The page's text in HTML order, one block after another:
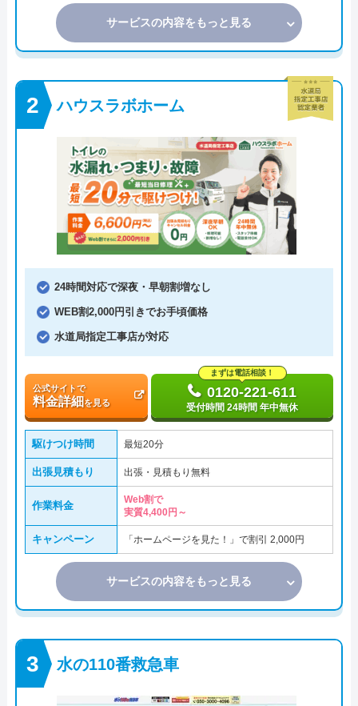
サービスの内容をもっと見る
ハウスラボホーム
24時間対応で深夜・早朝割増なし
WEB割2,000円引きでお手頃価格
水道局指定工事店が対応
公式サイトで
料金詳細を見る
まずは電話相談！
0120-221-611
受付時間 24時間 年中無休
駆けつけ時間 最短20分
出張見積もり 出張・見積もり無料
作業料金
Web割で
実質4,400円～
キャンペーン 「ホームページを見た！」で割引 2,000円
サービスの内容をもっと見る
水の110番救急車